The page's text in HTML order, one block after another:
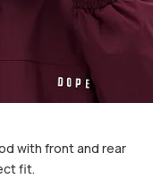
with front and rear
fit.